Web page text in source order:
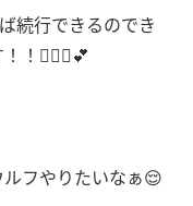
続行できるのでき
！🙇🏻‍♀️💕
フやりたいなぁ😌